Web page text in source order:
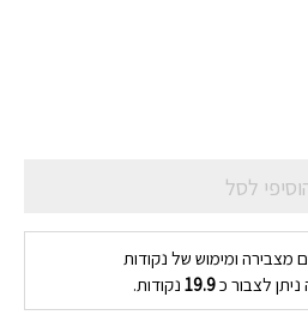
לסל
מצבירה ומימוש של נקודות
ניתן לצבור כ19.9 נקודות.